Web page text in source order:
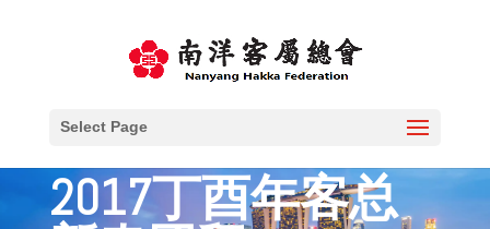
Select Page
2017丁酉年客总